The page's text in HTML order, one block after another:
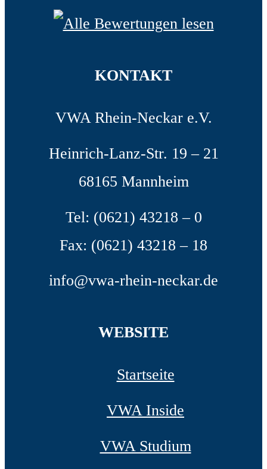
KONTAKT
VWA Rhein-Neckar e.V.
Heinrich-Lanz-Str. 19 – 21
68165 Mannheim
Tel: (0621) 43218 – 0
Fax: (0621) 43218 – 18
info@vwa-rhein-neckar.de
WEBSITE
Startseite
VWA Inside
VWA Studium